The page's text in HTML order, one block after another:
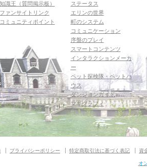
知識王（質問掲示板）
ファンサイトリンク
コミュニティポイント
ステータス
エリンの世界
町のシステム
コミュニケーション
序盤のプレイ
スマートコンテンツ
インタラクションメーカ
ー
ペット探検隊・ペットハ
ウス
ダンジョンガイド
マギグラフィ
プライバシーポリシー 特定商取引法に基づく表記 資
オ